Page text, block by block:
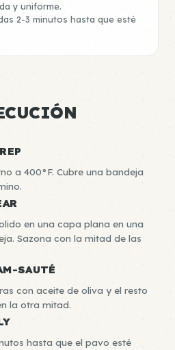
y uniforme.
2-3 minutos hasta que esté
a 400°F. Cubre una bandeja
en una capa plana en una
Sazona con la mitad de las
SAUTÉ
con aceite de oliva y el resto
la otra mitad.
hasta que el pavo esté